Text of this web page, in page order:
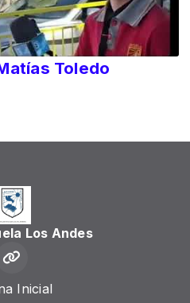
Toledo
Los Andes
Inicial